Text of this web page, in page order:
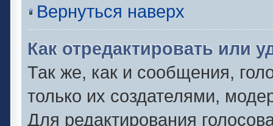
Вернуться наверх
Как отредактировать или
Так же, как и сообщения,
только их создателями,
Для редактирования